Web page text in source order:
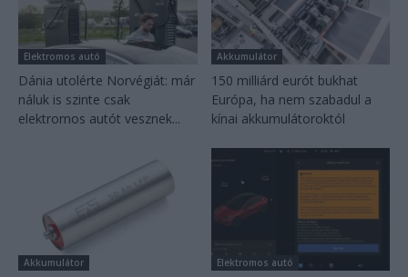
Elektromos autó
Dánia utolérte Norvégiát: már
náluk is szinte csak
elektromos autót vesznek...
Akkumulátor
150 milliárd eurót bukhat
Európa, ha nem szabadul a
kínai akkumulátoroktól
Akkumulátor Elektromos autó